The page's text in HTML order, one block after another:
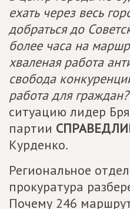
ехать через весь
добраться до
более часа на
хваленая работа
свобода
работа для
ситуацию лидер
партии
Курденко.
Региональное
прокуратура
Почему 246